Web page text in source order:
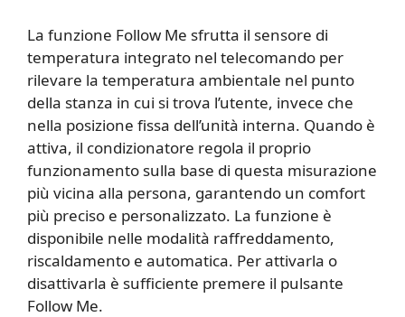
La funzione Follow Me sfrutta il sensore di
temperatura integrato nel telecomando per
rilevare la temperatura ambientale nel punto
della stanza in cui si trova l’utente, invece che
nella posizione fissa dell’unità interna. Quando è
attiva, il condizionatore regola il proprio
funzionamento sulla base di questa misurazione
più vicina alla persona, garantendo un comfort
più preciso e personalizzato. La funzione è
disponibile nelle modalità raffreddamento,
riscaldamento e automatica. Per attivarla o
disattivarla è sufficiente premere il pulsante
Follow Me.